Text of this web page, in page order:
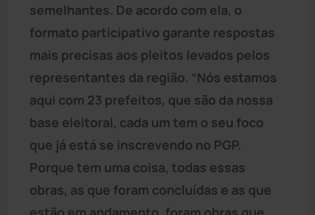
semelhantes. De acordo com ela, o
formato participativo garante respostas
mais precisas aos pleitos levados pelos
representantes da região. “Nós estamos
aqui com 23 prefeitos, que são da nossa
base eleitoral, cada um tem o seu foco
que já está se inscrevendo no PGP.
Porque tem uma coisa, todas essas
obras, as que foram concluídas e as que